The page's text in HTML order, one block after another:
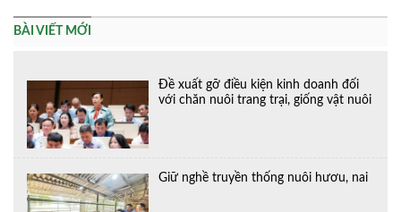
BÀI VIẾT MỚI
Đề xuất gỡ điều kiện kinh doanh đối
với chăn nuôi trang trại, giống vật nuôi
Giữ nghề truyền thống nuôi hươu, nai